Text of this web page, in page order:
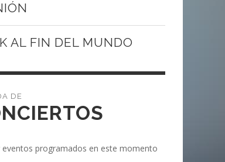
AL FIN DEL MUNDO
eventos programados en este momento